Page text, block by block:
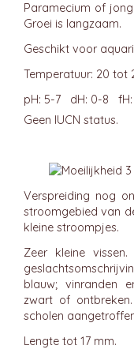
Paramecium of
Groei is langzaam.
Geschikt voor
Temperatuur: 20 tot
pH: 5-7 dH: 0-8
Geen IUCN status.
Verspreiding nog
stroomgebied van
kleine stroompjes.
Zeer kleine
blauw; vinranden
zwart of
scholen
Lengte tot 17 mm.